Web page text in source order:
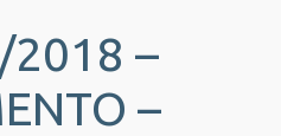
2018 –
–